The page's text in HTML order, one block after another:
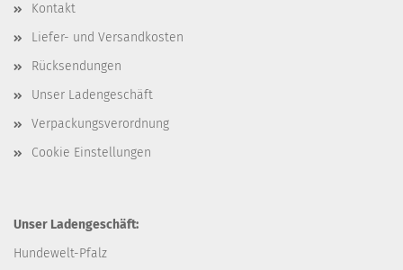
Kontakt
Liefer- und Versandkosten
Rücksendungen
Unser Ladengeschäft
Verpackungsverordnung
Cookie Einstellungen
Unser Ladengeschäft:
Hundewelt-Pfalz